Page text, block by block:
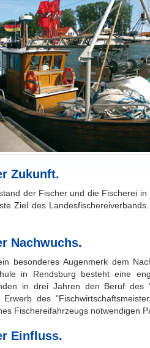
Zukunft.
der Fischer und die Fischerei
Ziel des
Nachwuchs.
besonderes Augenmerk dem
in Rendsburg besteht eine
in drei Jahren den Beruf des
Erwerb des
Fischereifahrzeugs notwendigen
Einfluss.